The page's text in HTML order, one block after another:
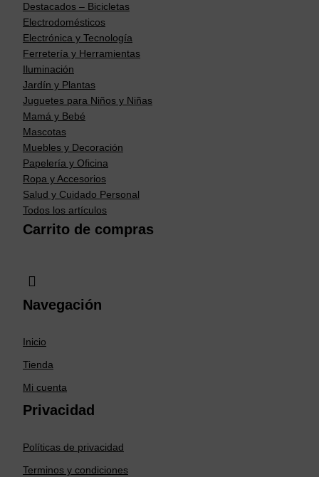
Destacados – Bicicletas
Electrodomésticos
Electrónica y Tecnología
Ferretería y Herramientas
Iluminación
Jardín y Plantas
Juguetes para Niños y Niñas
Mamá y Bebé
Mascotas
Muebles y Decoración
Papelería y Oficina
Ropa y Accesorios
Salud y Cuidado Personal
Todos los artículos
Carrito de compras
Navegación
Inicio
Tienda
Mi cuenta
Privacidad
Políticas de privacidad
Terminos y condiciones